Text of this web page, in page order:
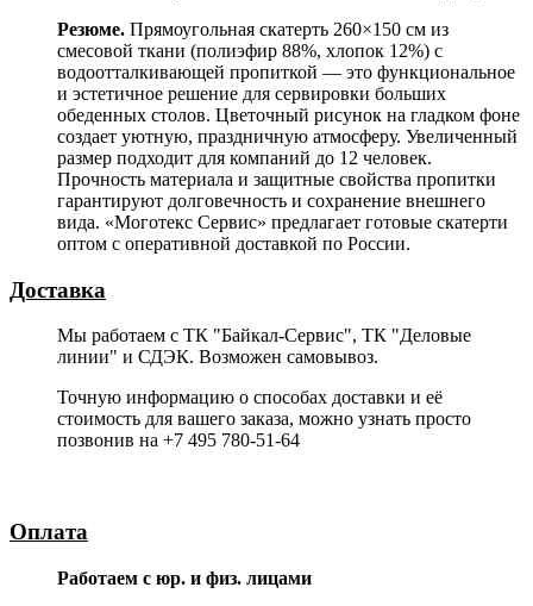
Резюме. Прямоугольная скатерть 260×150 см из
смесовой ткани (полиэфир 88%, хлопок 12%) с
водоотталкивающей пропиткой — это функциональное
и эстетичное решение для сервировки больших
обеденных столов. Цветочный рисунок на гладком фоне
создает уютную, праздничную атмосферу. Увеличенный
размер подходит для компаний до 12 человек.
Прочность материала и защитные свойства пропитки
гарантируют долговечность и сохранение внешнего
вида. «Моготекс Сервис» предлагает готовые скатерти
оптом с оперативной доставкой по России.
Доставка
Мы работаем с ТК "Байкал-Сервис", ТК "Деловые
линии" и СДЭК. Возможен самовывоз.
Точную информацию о способах доставки и её
стоимость для вашего заказа, можно узнать просто
позвонив на +7 495 780-51-64
Оплата
Работаем с юр. и физ. лицами